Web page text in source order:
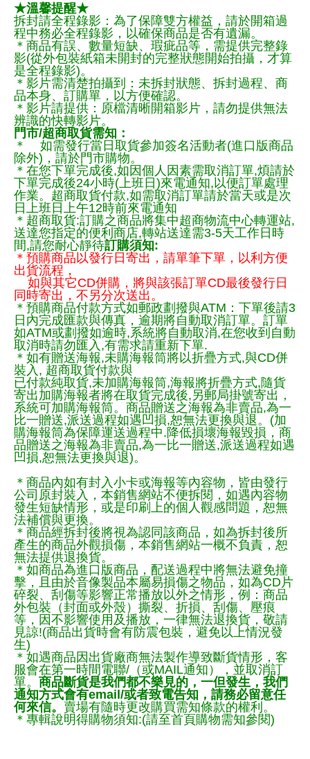
★溫馨提醒★
拆封請全程錄影：為了保障雙方權益，請於開箱過
程中務必全程錄影，以確保商品是否有遺漏。
＊商品有誤、數量短缺、瑕疵品等，需提供完整錄
影(從外包裝紙箱未開封的完整狀態開始拍攝，才算
是全程錄影)。
＊影片需清楚拍攝到：未拆封狀態、拆封過程、商
品本身、訂購單，以方便確認。
＊影片請提供：原檔清晰開箱影片，請勿提供無法
辨識的快轉影片。
門市/超商取貨需知：
＊ 如需發行當日取貨參加簽名活動者(進口版商品
除外)，請於門市購物。
＊在您下單完成後,如因個人因素需取消訂單,煩請於
下單完成後24小時(上班日)來電通知,以便訂單處理
作業。超商取貨付款,如需取消訂單請於當天或是次
日上班日上午12時前來電通知
＊超商取貨:訂購之商品將集中超商物流中心轉運站,
送達您指定的便利商店,轉站送達需3-5天工作日時
間,請您耐心靜待訂購須知:
＊預購商品以發行日寄出，請單筆下單，以利方便
出貨流程，
如與其它CD併購，將與該張訂單CD最後發行日
同時寄出，不另分次送出。
＊預購商品付款方式如郵政劃撥與ATM：下單後請3
日內完成匯款與傳真，逾期將自動取消訂單。訂單
如ATM或劃撥如逾時,系統將自動取消,在您收到自動
取消時請勿匯入,有需求請重新下單.
＊如有贈送海報,未購海報筒將以折疊方式,與CD併
裝入, 超商取貨付款與
已付款純取貨,未加購海報筒,海報將折疊方式,隨貨
寄出加購海報者將在取貨完成後,另郵局掛號寄出，
系統可加購海報筒。商品贈送之海報為非賣品,為一
比一贈送,派送過程如遇凹損,恕無法更換與退。(加
購海報筒為保障運送過程中.降低損壞海報毀損，商
品贈送之海報為非賣品,為一比一贈送,派送過程如遇
凹損,恕無法更換與退)。
＊商品內如有封入小卡或海報等內容物，皆由發行
公司原封裝入，本銷售網站不便拆閱，如遇內容物
發生短缺情形，或是印刷上的個人觀感問題，恕無
法補償與更換。
＊商品經拆封後將視為認同該商品，如為拆封後所
產生的商品外觀損傷，本銷售網站一概不負責，恕
無法提供退換貨。
＊如商品為進口版商品，配送過程中將無法避免撞
擊，且由於音像製品本屬易損傷之物品，如為CD片
碎裂、刮傷等影響正常播放以外之情形，例：商品
外包裝（封面或外殼）撕裂、折損、刮傷、壓痕
等，因不影響使用及播放，一律無法退換貨，敬請
見諒!(商品出貨時會有防震包裝，避免以上情況發
生)
＊如遇商品因出貨廠商無法製作導致斷貨情形，客
服會在第一時間電聯/（或MAIL通知），並取消訂
單。 商品斷貨是我們都不樂見的，一但發生，我們
通知方式會有email/或者致電告知，請務必留意任
何來信。 賣場有隨時更改購買需知條款的權利。
＊專輯說明得購物須知:(請至首頁購物需知參閱)